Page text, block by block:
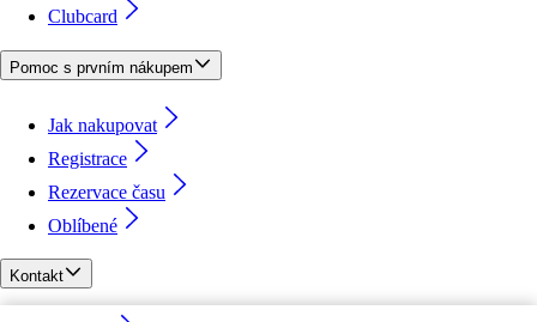
Clubcard
Pomoc s prvním nákupem
Jak nakupovat
Registrace
Rezervace času
Oblíbené
Kontakt